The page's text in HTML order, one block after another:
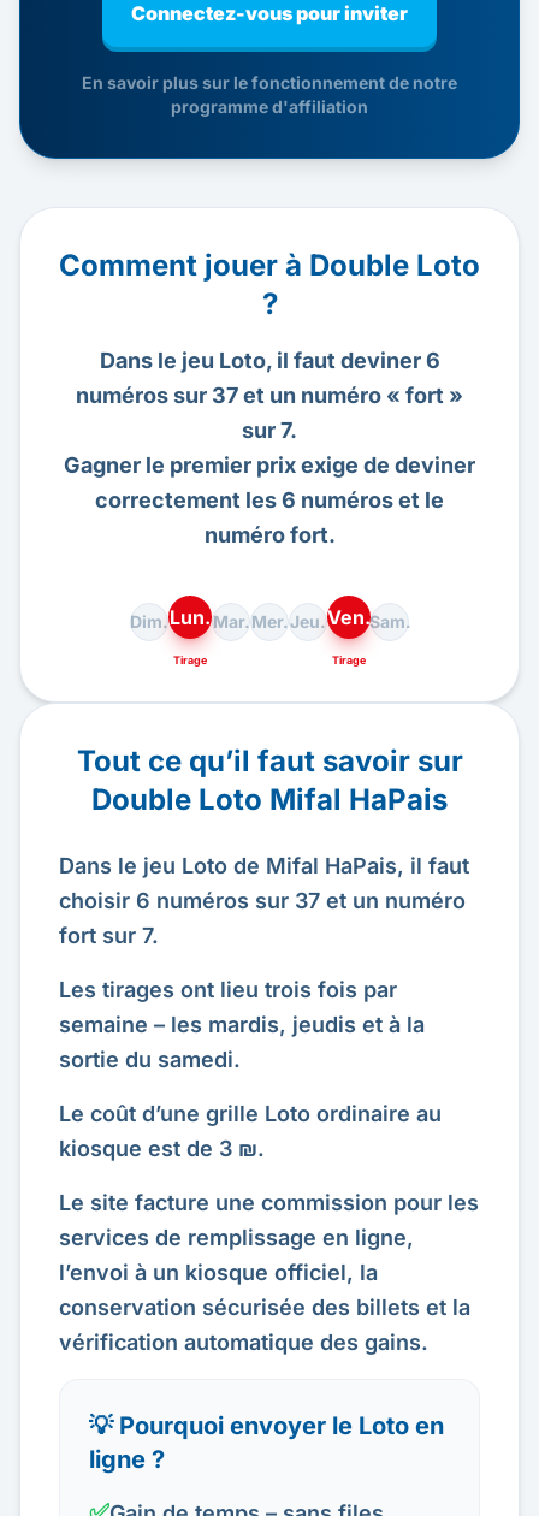
Connectez-vous pour inviter
En savoir plus sur le fonctionnement de notre
programme d'affiliation
Comment jouer à Double Loto
?
Dans le jeu Loto, il faut deviner 6
numéros sur 37 et un numéro « fort »
sur 7.
Gagner le premier prix exige de deviner
correctement les 6 numéros et le
numéro fort.
Dim.Lun.
Tirage
Mar.Mer.Jeu.Ven.
Tirage
Sam.
Tout ce qu’il faut savoir sur
Double Loto Mifal HaPais
Dans le jeu Loto de Mifal HaPais, il faut
choisir 6 numéros sur 37 et un numéro
fort sur 7.
Les tirages ont lieu trois fois par
semaine – les mardis, jeudis et à la
sortie du samedi.
Le coût d’une grille Loto ordinaire au
kiosque est de 3 ₪.
Le site facture une commission pour les
services de remplissage en ligne,
l’envoi à un kiosque officiel, la
conservation sécurisée des billets et la
vérification automatique des gains.
💡 Pourquoi envoyer le Loto en
ligne ?